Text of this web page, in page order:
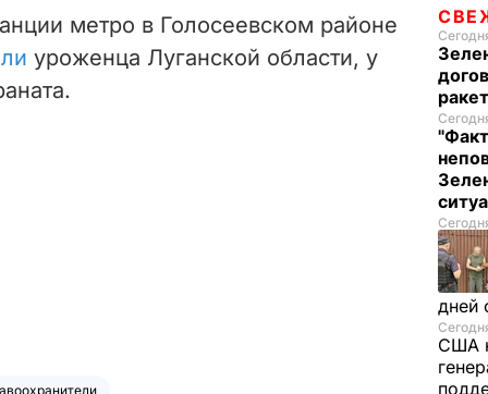
метро в Голосеевском районе
уроженца Луганской области, у
дней
США